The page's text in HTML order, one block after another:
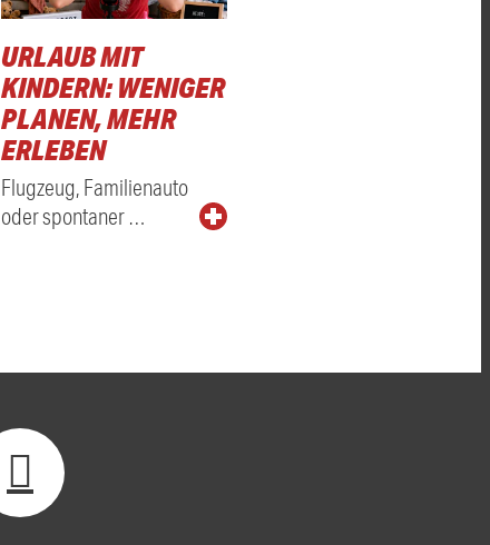
URLAUB MIT
KINDERN: WENIGER
PLANEN, MEHR
ERLEBEN
Flugzeug, Familienauto
oder spontaner …